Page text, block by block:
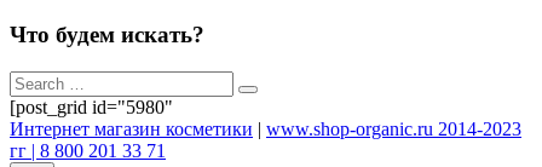
Что будем искать?
[post_grid id="5980"
Интернет магазин косметики | www.shop-organic.ru 2014-2023
гг | 8 800 201 33 71